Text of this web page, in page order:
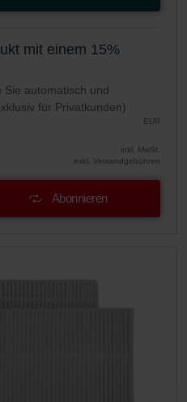
mit einem 15%
Sie automatisch und
für Privatkunden)
EUR
inkl. MwSt.
exkl. Versandgebühren
Abonnieren